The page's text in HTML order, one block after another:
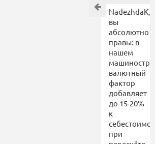
NadezhdaK,
вы
абсолютно
правы: в
нашем
валютный
фактор
добавляет
до 15-20%
к
при